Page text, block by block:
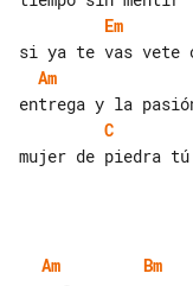
Em
Am
C
mujer de piedra
Am Bm